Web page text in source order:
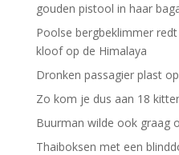
gouden pistool in haar
Poolse bergbeklimmer
kloof op de Himalaya
Dronken passagier plast
Zo kom je dus aan 18
Buurman wilde ook graag
Thaiboksen met een